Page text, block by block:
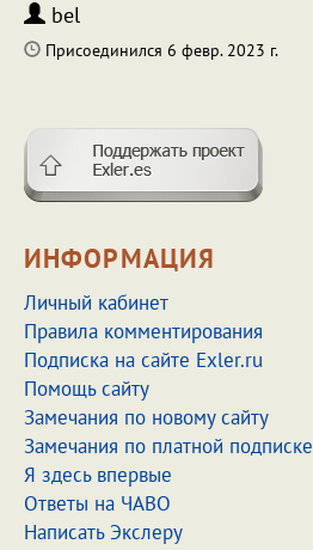
bel
Присоединился 6 февр. 2023 г.
ИНФОРМАЦИЯ
Личный кабинет
Правила комментирования
Подписка на сайте Exler.ru
Помощь сайту
Замечания по новому сайту
Замечания по платной подписке
Я здесь впервые
Ответы на ЧАВО
Написать Экслеру